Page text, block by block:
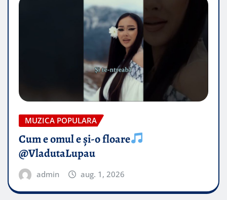
MUZICA POPULARA
Cum e omul e și-o floare
@VladutaLupau
admin aug. 1, 2026